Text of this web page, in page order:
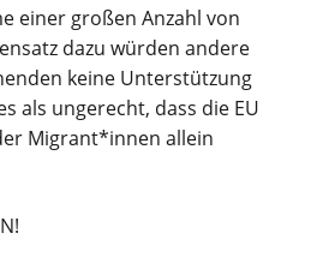
einer großen Anzahl von
dazu würden andere
keine Unterstützung
als ungerecht, dass die EU
Migrant*innen allein